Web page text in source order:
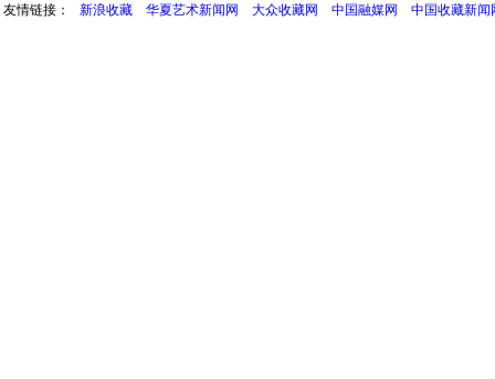
友情链接：
新浪收藏 华夏艺术新闻网 大众收藏网 中国融媒网 中国收藏新闻